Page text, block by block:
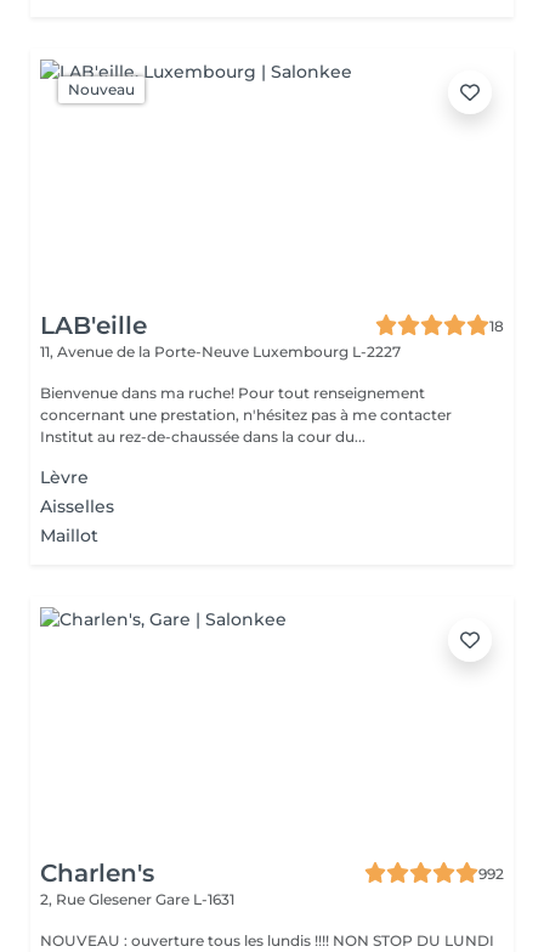
Nouveau
LAB'eille
18
11, Avenue de la Porte-Neuve Luxembourg L-2227
Bienvenue dans ma ruche! Pour tout renseignement
concernant une prestation, n'hésitez pas à me contacter
Institut au rez-de-chaussée dans la cour du...
Lèvre
Aisselles
Maillot
Charlen's
992
2, Rue Glesener Gare L-1631
NOUVEAU : ouverture tous les lundis !!!! NON STOP DU LUNDI